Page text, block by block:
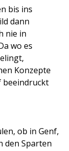
bis ins
dann
nie in
wo es
Konzepte
beeindruckt
ob in Genf,
den Sparten